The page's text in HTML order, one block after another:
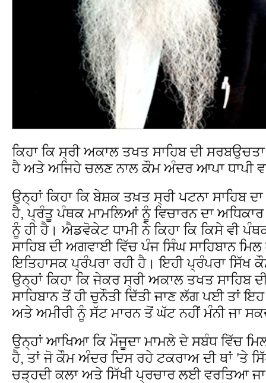
ਕਿਹਾ ਕਿ ਸ੍ਰੀ ਅਕਾਲ ਤਖਤ ਸਾਹਿਬ ਦੀ
ਹੈ ਅਤੇ ਅਜਿਹੇ ਚਲਣ ਨਾਲ ਕੌਮ ਅੰਦਰ ਆਪਾ ਧਾਪੀ
ਉਨ੍ਹਾਂ ਕਿਹਾ ਕਿ ਬੇਸ਼ਕ ਤਖ਼ਤ ਸ੍ਰੀ ਪਟਨਾ ਸਾਹਿਬ
ਹੈ, ਪ੍ਰੰਤੂ ਪੰਥਕ ਮਾਮਲਿਆਂ ਨੂੰ ਵਿਚਾਰਨ ਦਾ
ਨੂੰ ਹੀ ਹੈ। ਐਡਵੋਕੇਟ ਧਾਮੀ ਨੇ ਕਿਹਾ ਕਿ ਕਿਸੇ ਵੀ
ਸਾਹਿਬ ਦੀ ਅਗਵਾਈ ਵਿੱਚ ਪੰਜ ਸਿੰਘ ਸਾਹਿਬਾਨ
ਇਤਿਹਾਸਕ ਪ੍ਰੰਪਰਾ ਰਹੀ ਹੈ। ਇਹੀ ਪ੍ਰੰਪਰਾ ਸਿੱਖ
ਉਨ੍ਹਾਂ ਕਿਹਾ ਕਿ ਜੇਕਰ ਸ੍ਰੀ ਅਕਾਲ ਤਖਤ ਸਾਹਿਬ
ਸਾਹਿਬਾਨ ਤੋਂ ਹੀ ਚੁਨੌਤੀ ਦਿੱਤੀ ਜਾਣ ਲੱਗ ਪਈ ਤਾਂ
ਅਤੇ ਅਮੀਰੀ ਨੂੰ ਸੱਟ ਮਾਰਨ ਤੋਂ ਘੱਟ ਨਹੀਂ ਮੰਨੀ ਜਾ
ਉਨ੍ਹਾਂ ਆਖਿਆ ਕਿ ਮੌਜੂਦਾ ਮਾਮਲੇ ਦੇ ਸਬੰਧ ਵਿੱਚ
ਹੈ, ਤਾਂ ਜੋ ਕੌਮ ਅੰਦਰ ਦਿਸ ਰਹੇ ਟਕਰਾਅ ਦੀ ਥਾਂ ’ਤੇ
ਚੜ੍ਹਦੀ ਕਲਾ ਅਤੇ ਸਿੱਖੀ ਪ੍ਰਚਾਰ ਲਈ ਵਰਤਿਆ